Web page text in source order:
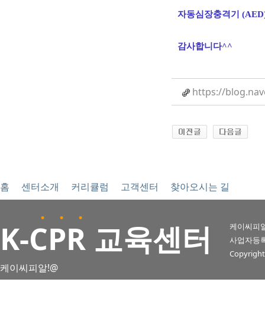
자동심장충격기
감사합니다^^
https://
홈 센터소개 커리큘럼 고객센터 찾아오시는 길
. . .
K-CPR 교육센터
케이씨피
사업자등
케이씨피알!@